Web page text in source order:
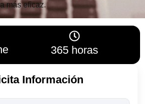
más eficaz.
365 horas
Información